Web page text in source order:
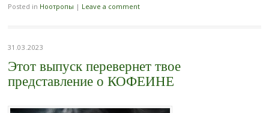
Posted in Ноотропы | Leave a comment
31.03.2023
Этот выпуск перевернет твое
представление о КОФЕИНЕ